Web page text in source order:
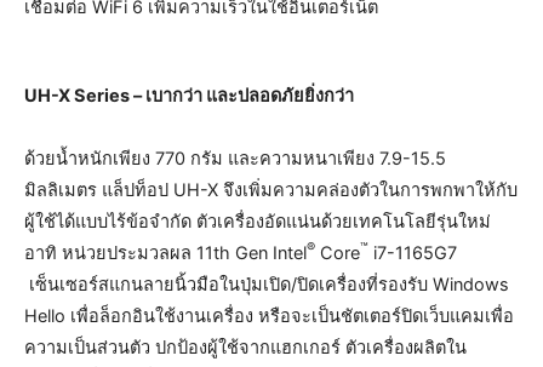
เชื่อมต่อ WiFi 6 เพิ่มความเร็วในใช้อินเตอร์เน็ต
UH-X Series – เบากว่า และปลอดภัยยิ่งกว่า
ด้วยน้ำหนักเพียง 770 กรัม และความหนาเพียง 7.9-15.5
มิลลิเมตร แล็ปท็อป UH-X จึงเพิ่มความคล่องตัวในการพกพาให้กับ
ผู้ใช้ได้แบบไร้ข้อจำกัด ตัวเครื่องอัดแน่นด้วยเทคโนโลยีรุ่นใหม่
อาทิ หน่วยประมวลผล 11th Gen Intel® Core™ i7-1165G7
เซ็นเซอร์สแกนลายนิ้วมือในปุ่มเปิด/ปิดเครื่องที่รองรับ Windows
Hello เพื่อล็อกอินใช้งานเครื่อง หรือจะเป็นชัตเตอร์ปิดเว็บแคมเพื่อ
ความเป็นส่วนตัว ปกป้องผู้ใช้จากแฮกเกอร์ ตัวเครื่องผลิตใน